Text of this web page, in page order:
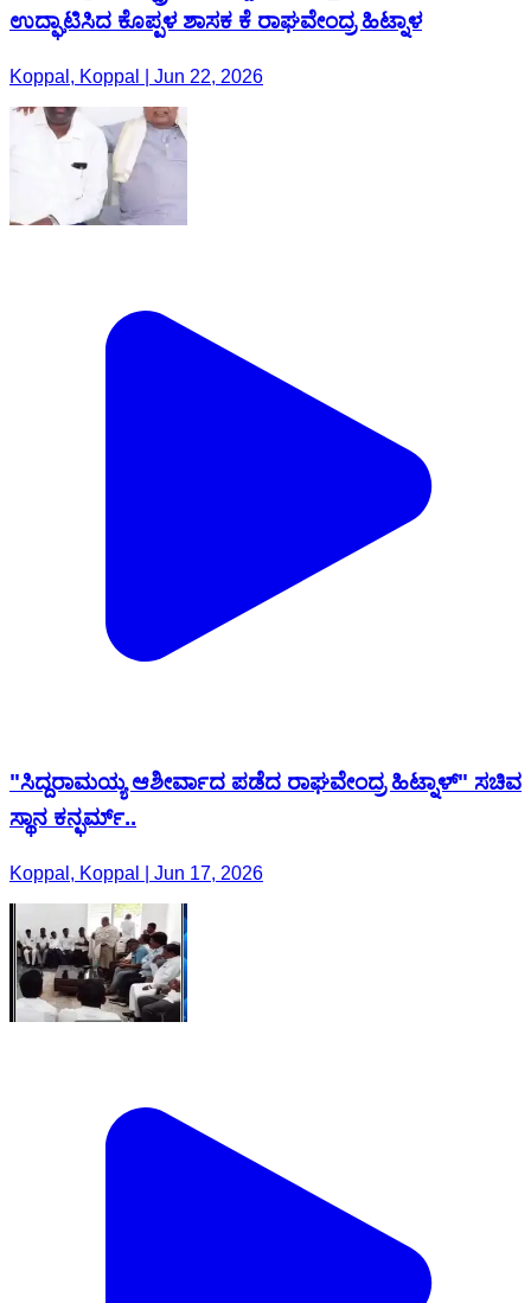
ಉದ್ಘಾಟಿಸಿದ ಕೊಪ್ಪಳ ಶಾಸಕ ಕೆ ರಾಘವೇಂದ್ರ ಹಿಟ್ನಾಳ
Koppal, Koppal | Jun 22, 2026
"ಸಿದ್ದರಾಮಯ್ಯ ಆಶೀರ್ವಾದ ಪಡೆದ ರಾಘವೇಂದ್ರ ಹಿಟ್ನಾಳ್" ಸಚಿವ
ಸ್ಥಾನ ಕನ್ಫರ್ಮ್..
Koppal, Koppal | Jun 17, 2026